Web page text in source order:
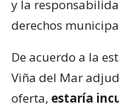
y la
derechos
De acuerdo a la
Viña del Mar
oferta, estaría